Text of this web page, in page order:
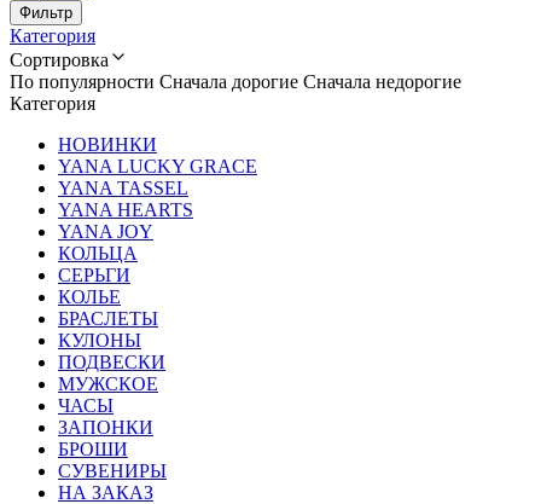
Фильтр
Категория
Сортировка
По популярности Сначала дорогие Сначала недорогие
Категория
НОВИНКИ
YANA LUCKY GRACE
YANA TASSEL
YANA HEARTS
YANA JOY
КОЛЬЦА
СЕРЬГИ
КОЛЬЕ
БРАСЛЕТЫ
КУЛОНЫ
ПОДВЕСКИ
МУЖСКОЕ
ЧАСЫ
ЗАПОНКИ
БРОШИ
СУВЕНИРЫ
НА ЗАКАЗ